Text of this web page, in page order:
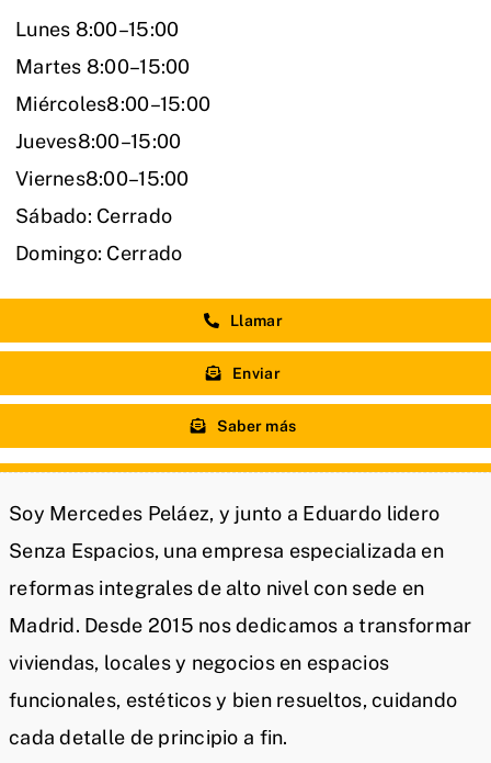
Soy Mercedes Peláez, y junto a Eduardo lidero
Senza Espacios, una empresa especializada en
reformas integrales de alto nivel con sede en
Madrid. Desde 2015 nos dedicamos a transformar
viviendas, locales y negocios en espacios
funcionales, estéticos y bien resueltos, cuidando
cada detalle de principio a fin.
Lunes 8:00–15:00
Martes 8:00–15:00
Miércoles8:00–15:00
Jueves8:00–15:00
Viernes8:00–15:00
Sábado: Cerrado
Domingo: Cerrado
Llamar
Enviar
Saber más